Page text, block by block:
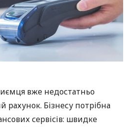
вже недостатньо
рахунок. Бізнесу потрібна
сервісів: швидке